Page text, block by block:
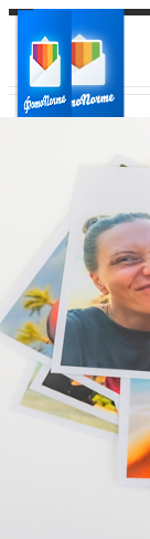
Ваш регион
Выберите из